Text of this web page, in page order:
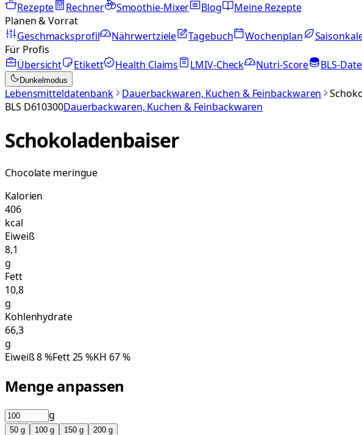
Rezepte
Rechner Smoothie-Mixer Blog
Meine Rezepte
Planen & Vorrat
Geschmacksprofil
Nährwertziele Tagebuch Wochenplan
Für Profis
Übersicht
Etikett Health Claims LMIV-Check Nutri-Score BLS-
Dunkelmodus
Lebensmitteldatenbank Dauerbackwaren, Kuchen & Feinbackwaren
BLS D610300Dauerbackwaren, Kuchen & Feinbackwaren
Schokoladenbaiser
Chocolate meringue
Kalorien
406
kcal
Eiweiß
8,1
g
Fett
10,8
g
Kohlenhydrate
66,3
g
Eiweiß8%Fett25%KH 67%
Menge anpassen
g
50 g 100 g 150 g 200 g